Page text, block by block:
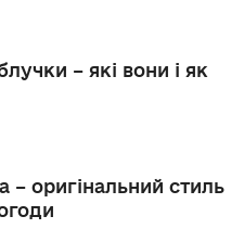
– які вони і як
– оригінальний стиль